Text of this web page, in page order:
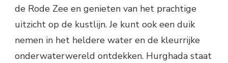
de Rode Zee en genieten van het prachtige
uitzicht op de kustlijn. Je kunt ook een duik
nemen in het heldere water en de kleurrijke
onderwaterwereld ontdekken. Hurghada staat